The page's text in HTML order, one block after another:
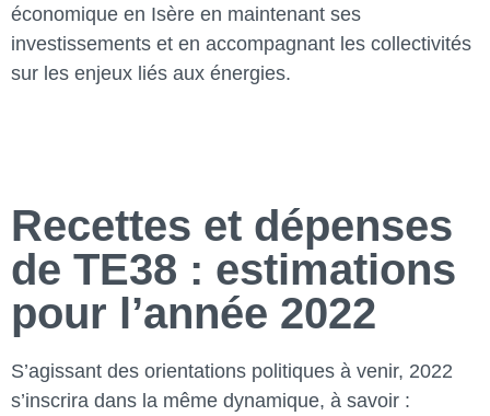
économique en Isère en maintenant ses
investissements et en accompagnant les collectivités
sur les enjeux liés aux énergies.
Recettes et dépenses
de TE38 : estimations
pour l’année 2022
S’agissant des orientations politiques à venir, 2022
s’inscrira dans la même dynamique, à savoir :